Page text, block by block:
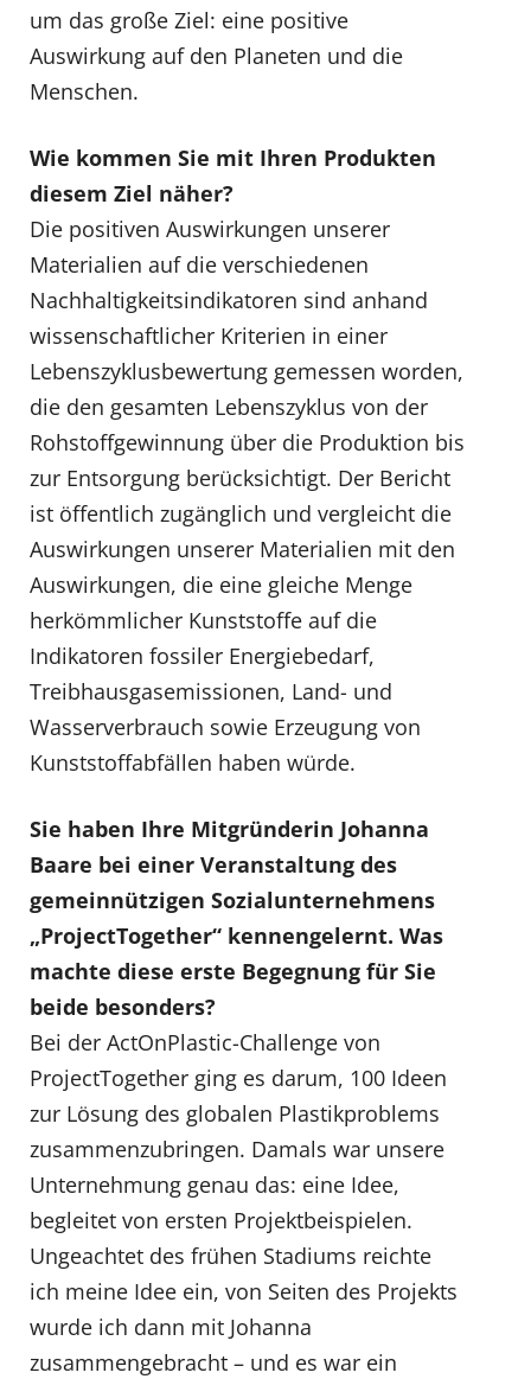
um das große Ziel: eine positive
Auswirkung auf den Planeten und die
Menschen.
Wie kommen Sie mit Ihren Produkten
diesem Ziel näher?
Die positiven Auswirkungen unserer
Materialien auf die verschiedenen
Nachhaltigkeitsindikatoren sind anhand
wissenschaftlicher Kriterien in einer
Lebenszyklusbewertung gemessen worden,
die den gesamten Lebenszyklus von der
Rohstoffgewinnung über die Produktion bis
zur Entsorgung berücksichtigt. Der Bericht
ist öffentlich zugänglich und vergleicht die
Auswirkungen unserer Materialien mit den
Auswirkungen, die eine gleiche Menge
herkömmlicher Kunststoffe auf die
Indikatoren fossiler Energiebedarf,
Treibhausgasemissionen, Land- und
Wasserverbrauch sowie Erzeugung von
Kunststoffabfällen haben würde.
Sie haben Ihre Mitgründerin Johanna
Baare bei einer Veranstaltung des
gemeinnützigen Sozialunternehmens
„ProjectTogether“ kennengelernt. Was
machte diese erste Begegnung für Sie
beide besonders?
Bei der ActOnPlastic-Challenge von
ProjectTogether ging es darum, 100 Ideen
zur Lösung des globalen Plastikproblems
zusammenzubringen. Damals war unsere
Unternehmung genau das: eine Idee,
begleitet von ersten Projektbeispielen.
Ungeachtet des frühen Stadiums reichte
ich meine Idee ein, von Seiten des Projekts
wurde ich dann mit Johanna
zusammengebracht – und es war ein